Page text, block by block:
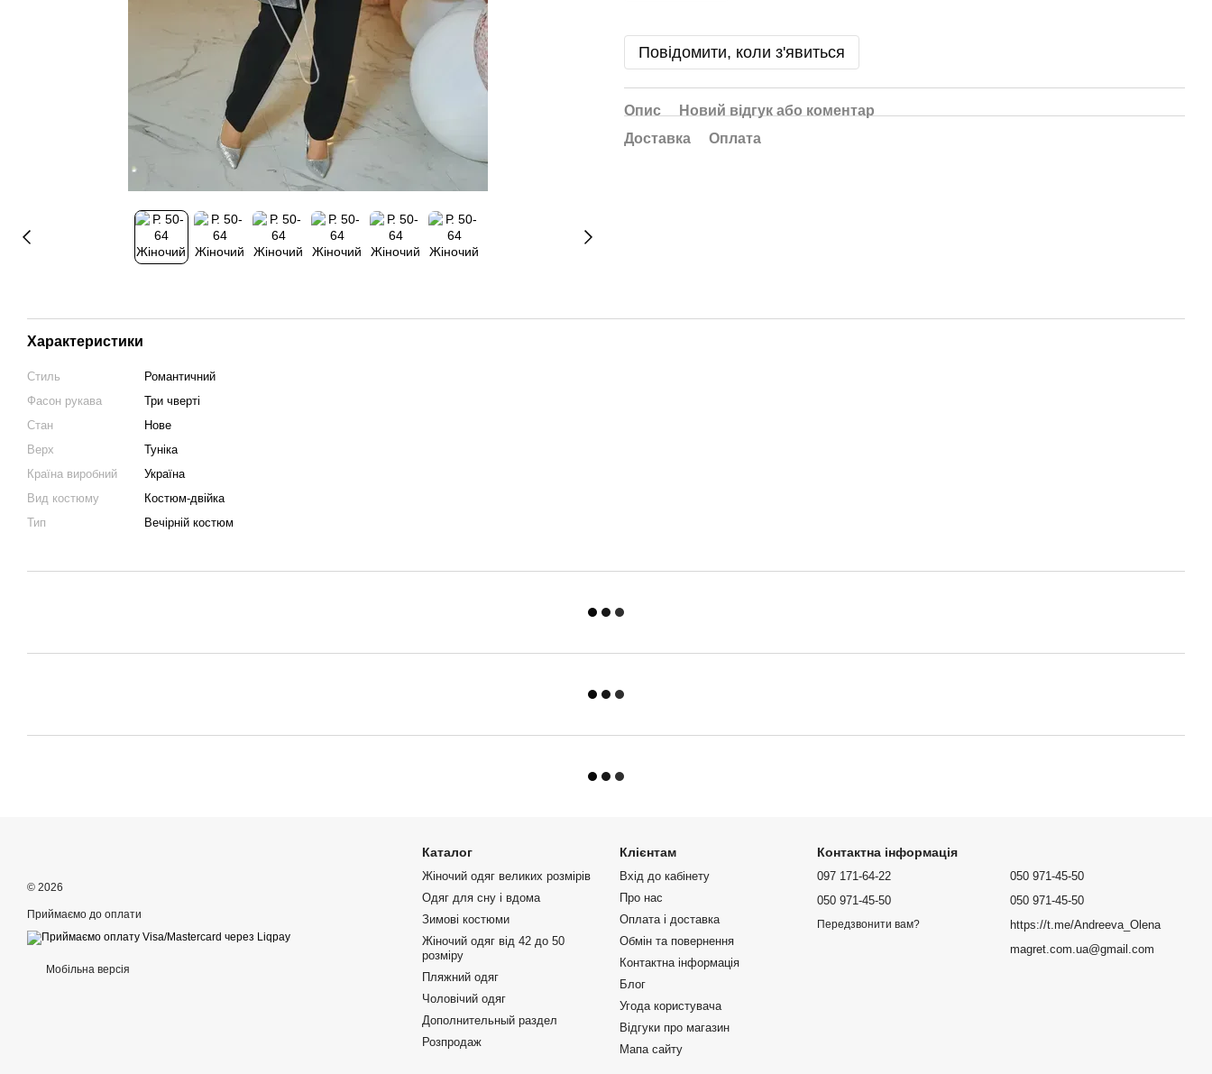
Повідомити, коли з'явиться
Опис
Новий відгук або коментар
Доставка
Оплата
Характеристики
Стиль
Романтичний
Фасон рукава
Три чверті
Стан
Нове
Верх
Туніка
Країна виробний
Україна
Вид костюму
Костюм-двійка
Тип
Вечірній костюм
© 2026
Приймаємо до оплати
Мобільна версія
Каталог
Жіночий одяг великих розмірів
Одяг для сну і вдома
Зимові костюми
Жіночий одяг від 42 до 50
розміру
Пляжний одяг
Чоловічий одяг
Дополнительный раздел
Розпродаж
Клієнтам
Вхід до кабінету
Про нас
Оплата і доставка
Обмін та повернення
Контактна інформація
Блог
Угода користувача
Відгуки про магазин
Мапа сайту
Контактна інформація
097 171-64-22
050 971-45-50
Передзвонити вам?
050 971-45-50
050 971-45-50
https://t.me/Andreeva_Olena
magret.com.ua@gmail.com